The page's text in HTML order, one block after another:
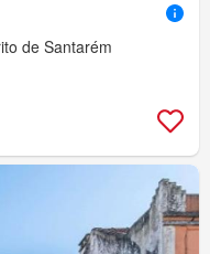
de Santarém